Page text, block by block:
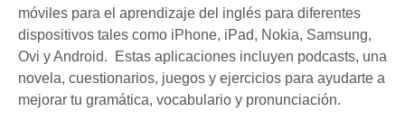
móviles para el aprendizaje del inglés para diferentes
dispositivos tales como iPhone, iPad, Nokia, Samsung,
Ovi y Android. Estas aplicaciones incluyen podcasts, una
novela, cuestionarios, juegos y ejercicios para ayudarte a
mejorar tu gramática, vocabulario y pronunciación.